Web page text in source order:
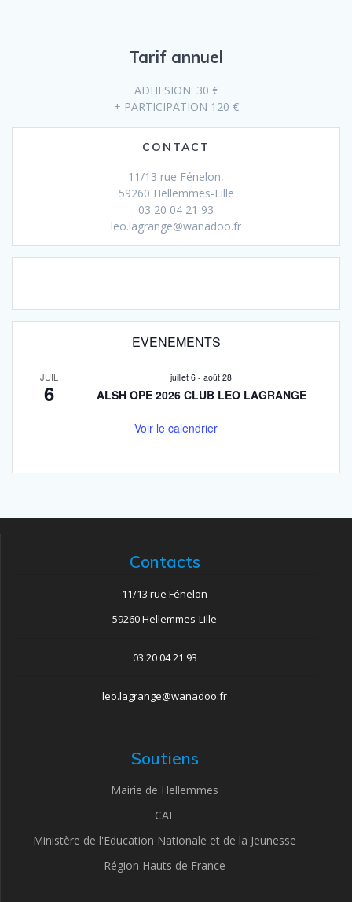
Tarif annuel
ADHESION: 30 €
+ PARTICIPATION 120 €
CONTACT
11/13 rue Fénelon,
59260 Hellemmes-Lille
03 20 04 21 93
leo.lagrange@wanadoo.fr
EVENEMENTS
JUIL
6
juillet 6 - août 28
ALSH OPE 2026 CLUB LEO LAGRANGE
Voir le calendrier
Contacts
11/13 rue Fénelon
59260 Hellemmes-Lille
03 20 04 21 93
leo.lagrange@wanadoo.fr
Soutiens
Mairie de Hellemmes
CAF
Ministère de l'Education Nationale et de la Jeunesse
Région Hauts de France